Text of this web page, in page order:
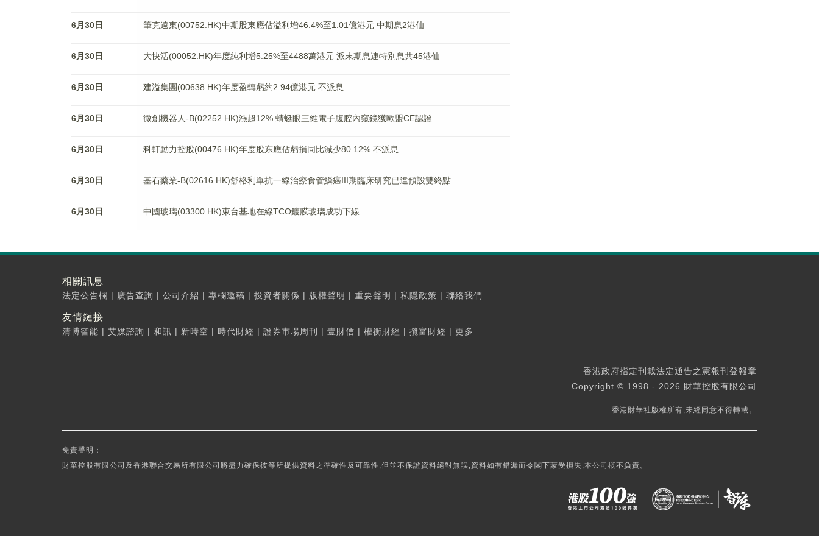
6月30日 筆克遠東(00752.HK)中期股東應佔溢利增46.4%至1.01億港元 中期息2港仙
6月30日 大快活(00052.HK)年度純利增5.25%至4488萬港元 派末期息連特別息共45港仙
6月30日 建溢集團(00638.HK)年度盈轉虧約2.94億港元 不派息
6月30日 微創機器人-B(02252.HK)漲超12% 蜻蜓眼三維電子腹腔內窺鏡獲歐盟CE認證
6月30日 科軒動力控股(00476.HK)年度股东應佔虧損同比減少80.12% 不派息
6月30日 基石藥業-B(02616.HK)舒格利單抗一線治療食管鱗癌III期臨床研究已達預設雙終點
6月30日 中國玻璃(03300.HK)東台基地在線TCO鍍膜玻璃成功下線
相關訊息
法定公告欄 | 廣告查詢 | 公司介紹 | 專欄邀稿 | 投資者關係 | 版權聲明 | 重要聲明 | 私隱政策 | 聯絡我們
友情鏈接
清博智能 | 艾媒諮詢 | 和訊 | 新時空 | 時代財經 | 證券市場周刊 | 壹財信 | 權衡財經 | 攬富財經 | 更多...
香港政府指定刊載法定通告之憲報刊登報章
Copyright © 1998 - 2026 財華控股有限公司
香港財華社版權所有,未經同意不得轉載。
免責聲明：
財華控股有限公司及香港聯合交易所有限公司將盡力確保彼等所提供資料之準確性及可靠性,但並不保證資料絕對無誤,資料如有錯漏而令閣下蒙受損失,本公司概不負責。